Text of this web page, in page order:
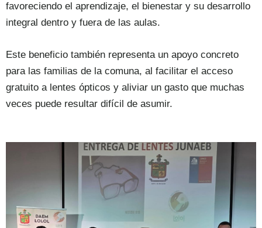
favoreciendo el aprendizaje, el bienestar y su desarrollo
integral dentro y fuera de las aulas.
Este beneficio también representa un apoyo concreto
para las familias de la comuna, al facilitar el acceso
gratuito a lentes ópticos y aliviar un gasto que muchas
veces puede resultar difícil de asumir.